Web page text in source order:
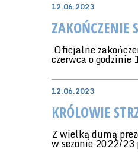
12.06.2023
ZAKOŃCZENIE
Oficjalne
czerwca o
12.06.2023
KRÓLOWIE
Z wielką dumą